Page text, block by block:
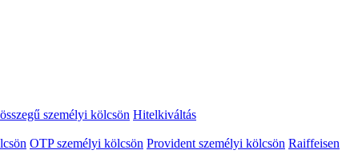
személyi kölcsön Hitelkiváltás
OTP személyi kölcsön Provident személyi kölcsön Raiffeisen